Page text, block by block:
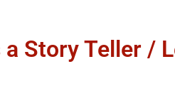
Story Teller /